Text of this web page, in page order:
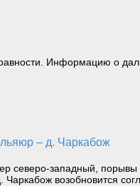
Информацию о
– д. Чаркабож
северо-западный,
возобновится